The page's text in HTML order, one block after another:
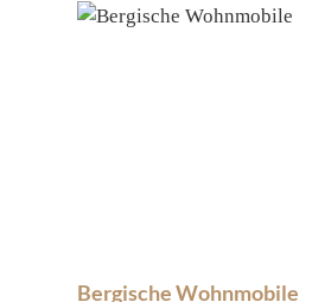
Produktgalerie überspringen
Bergische Wohnmobile